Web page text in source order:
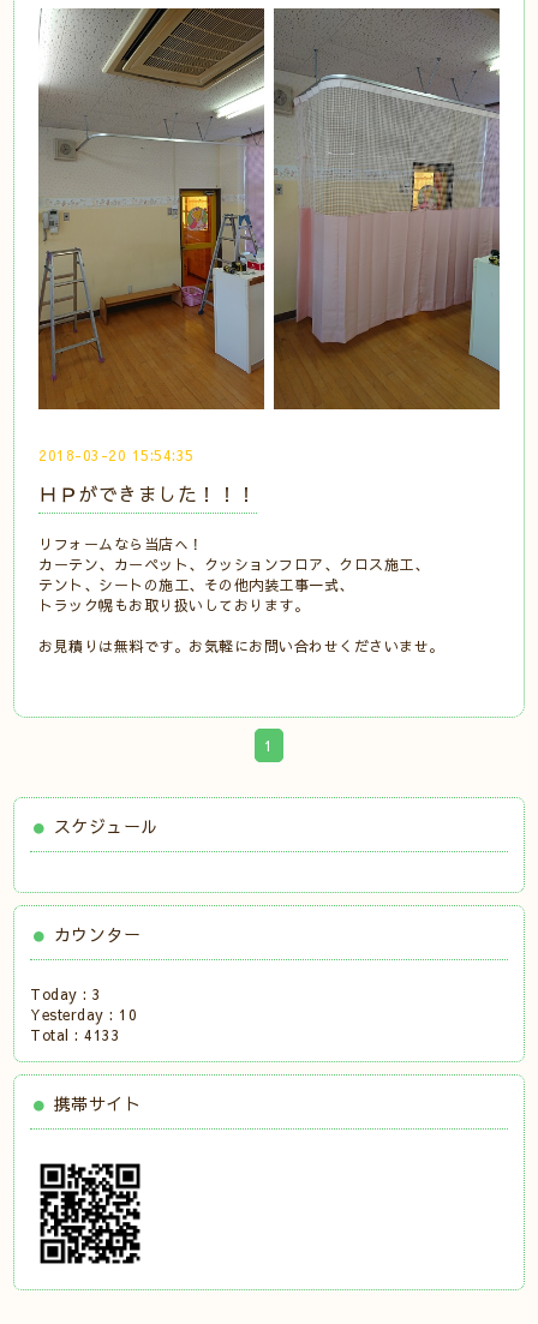
2018-03-20 15:54:35
ＨＰができました！！！
リフォームなら当店へ！
カーテン、カーペット、クッションフロア、クロス施工、
テント、シートの施工、その他内装工事一式、
トラック幌もお取り扱いしております。
お見積りは無料です。お気軽にお問い合わせくださいませ。
1
スケジュール
カウンター
Today :3
Yesterday : 10
Total :4133
携帯サイト